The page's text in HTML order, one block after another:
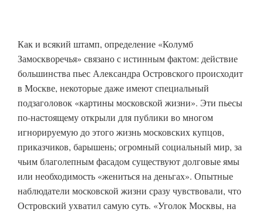
Как и всякий штамп, определение «Колумб
Замоскворечья» связано с истинным фактом: действие
большинства пьес Александра Островского происходит
в Москве, некоторые даже имеют специальный
подзаголовок «картины московской жизни». Эти пьесы
по-настоящему открыли для публики во многом
игнорируемую до этого жизнь московских купцов,
приказчиков, барышень; огромный социальный мир, за
чьим благолепным фасадом существуют долговые ямы
или необходимость «жениться на деньгах». Опытные
наблюдатели московской жизни сразу чувствовали, что
Островский ухватил самую суть. «Уголок Москвы, на